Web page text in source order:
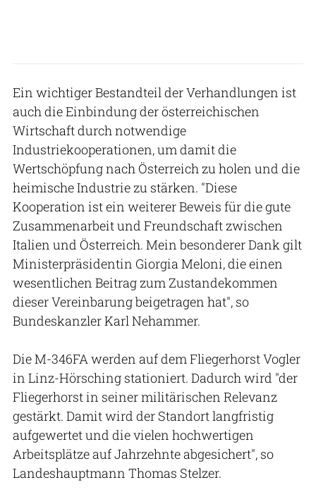
Ein wichtiger Bestandteil der Verhandlungen ist
auch die Einbindung der österreichischen
Wirtschaft durch notwendige
Industriekooperationen, um damit die
Wertschöpfung nach Österreich zu holen und die
heimische Industrie zu stärken. "Diese
Kooperation ist ein weiterer Beweis für die gute
Zusammenarbeit und Freundschaft zwischen
Italien und Österreich. Mein besonderer Dank gilt
Ministerpräsidentin Giorgia Meloni, die einen
wesentlichen Beitrag zum Zustandekommen
dieser Vereinbarung beigetragen hat", so
Bundeskanzler Karl Nehammer.
Die M-346FA werden auf dem Fliegerhorst Vogler
in Linz-Hörsching stationiert. Dadurch wird "der
Fliegerhorst in seiner militärischen Relevanz
gestärkt. Damit wird der Standort langfristig
aufgewertet und die vielen hochwertigen
Arbeitsplätze auf Jahrzehnte abgesichert", so
Landeshauptmann Thomas Stelzer.